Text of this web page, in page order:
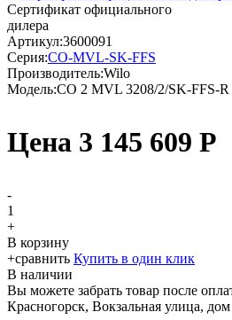
Сертификат официального
дилера
Артикул:3600091
Серия:CO-MVL-SK-FFS
Производитель:Wilo
Модель:CO 2 MVL 3208/2/SK-FFS-R
Цена 3 145 609 Р
-
1
+
В корзину
+сравнить Купить в один клик
В наличии
Вы можете забрать товар после
Красногорск, Вокзальная улица,